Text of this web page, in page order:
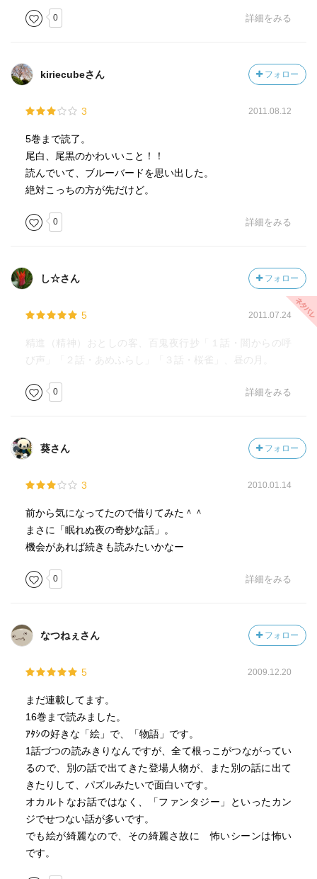
0 詳細をみる
kiriecubeさん フォロー
3 2011.08.12
5巻まで読了。
尾白、尾黒のかわいいこと！！
読んでいて、ブルーバードを思い出した。
絶対こっちの方が先だけど。
0 詳細をみる
し☆さん フォロー
5 2011.07.24
精進（精神）おとしの客、百鬼夜行抄「１話・闇からの呼
び声」「２話・あめふらし」「３話・桜雀」、昼の月。
0 詳細をみる
葵さん フォロー
3 2010.01.14
前から気になってたので借りてみた＾＾
まさに「眠れぬ夜の奇妙な話」。
機会があれば続きも読みたいかなー
0 詳細をみる
なつねぇさん フォロー
5 2009.12.20
まだ連載してます。
16巻まで読みました。
ｱﾀｼの好きな「絵」で、「物語」です。
1話づつの読みきりなんですが、全て根っこがつながってい
るので、別の話で出てきた登場人物が、また別の話に出て
きたりして、パズルみたいで面白いです。
オカルトなお話ではなく、「ファンタジー」といったカン
ジでせつない話が多いです。
でも絵が綺麗なので、その綺麗さ故に 怖いシーンは怖い
です。